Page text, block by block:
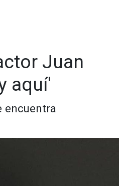
​Juan
aquí'
encuentra